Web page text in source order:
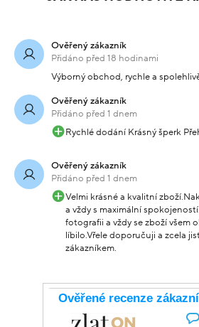
Ověřený zákazník
Přidáno před 18 hodinami
Výborný obchod, rychle a
Ověřený zákazník
Přidáno před 1 dnem
Rychlé dodání Krásný šperk
Ověřený zákazník
Přidáno před 1 dnem
Velmi krásné a kvalitní
a vždy s maximální
fotografii a vždy se zboží všem
líbilo.Vřele doporučuji a zcela
zákazníkem.